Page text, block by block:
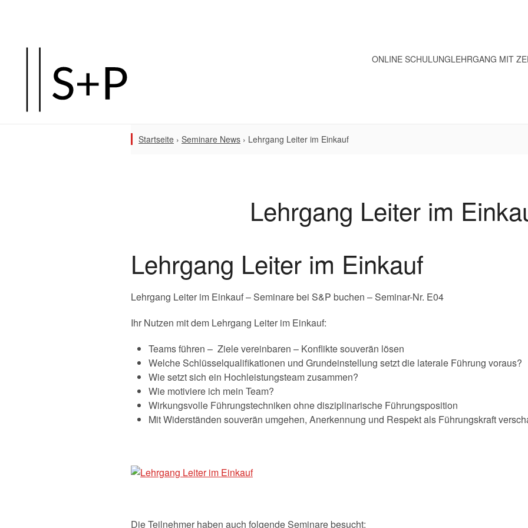
ONLINE SCHULUNGLEHRGANG MIT
Startseite › Seminare News › Lehrgang Leiter im Einkauf
Lehrgang Leiter im
Lehrgang Leiter im Einkauf
Lehrgang Leiter im Einkauf – Seminare bei S&P buchen – Seminar-Nr. E04
Ihr Nutzen mit dem Lehrgang Leiter im Einkauf:
Teams führen – Ziele vereinbaren – Konflikte souverän lösen
Welche Schlüsselqualifikationen und Grundeinstellung setzt die laterale Führung voraus?
Wie setzt sich ein Hochleistungsteam zusammen?
Wie motiviere ich mein Team?
Wirkungsvolle Führungstechniken ohne disziplinarische Führungsposition
Mit Widerständen souverän umgehen, Anerkennung und Respekt als Führungskraft
Die Teilnehmer haben auch folgende Seminare besucht: